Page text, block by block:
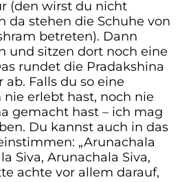
(den wirst du nicht
da stehen die Schuhe von
betreten). Dann
und sitzen dort noch eine
rundet die Pradakshina
Falls du so eine
nie erlebt hast, noch nie
gemacht hast – ich mag
Du kannst auch in das
„Arunachala
Siva, Arunachala Siva,
achte vor allem darauf,